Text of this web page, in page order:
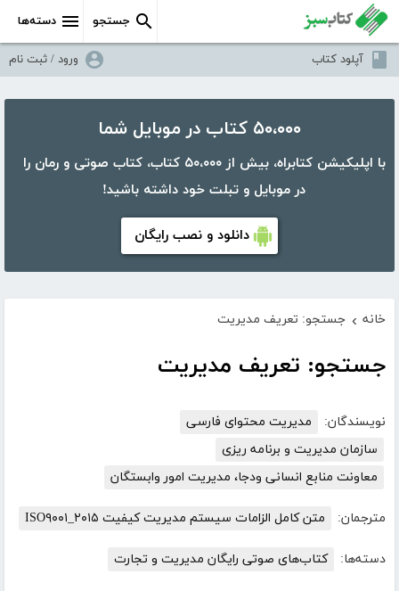
دسته‌ها جستجو
آپلود کتاب ورود / ثبت نام
۵۰،۰۰۰ کتاب در موبایل شما
با اپلیکیشن کتابراه، بیش از ۵۰،۰۰۰ کتاب، کتاب صوتی و رمان را
در موبایل و تبلت خود داشته باشید!
دانلود و نصب رایگان
خانه › جستجو: تعریف مدیریت
جستجو: تعریف مدیریت
نویسندگان:
مدیریت محتوای فارسی
سازمان مدیریت و برنامه ریزی
معاونت منابع انسانی ودجا، مدیریت امور وابستگان
مترجمان: متن کامل الزامات سیستم مدیریت کیفیت ISO۹۰۰۱_۲۰۱۵
دسته‌ها: کتاب‌های صوتی رایگان مدیریت و تجارت